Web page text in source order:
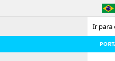
Ir para